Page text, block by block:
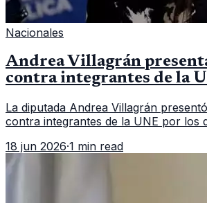
Nacionales
Andrea Villagrán
contra integrantes de la
La diputada Andrea Villagrán
contra integrantes de la UNE por los
18 jun 2026·1 min read